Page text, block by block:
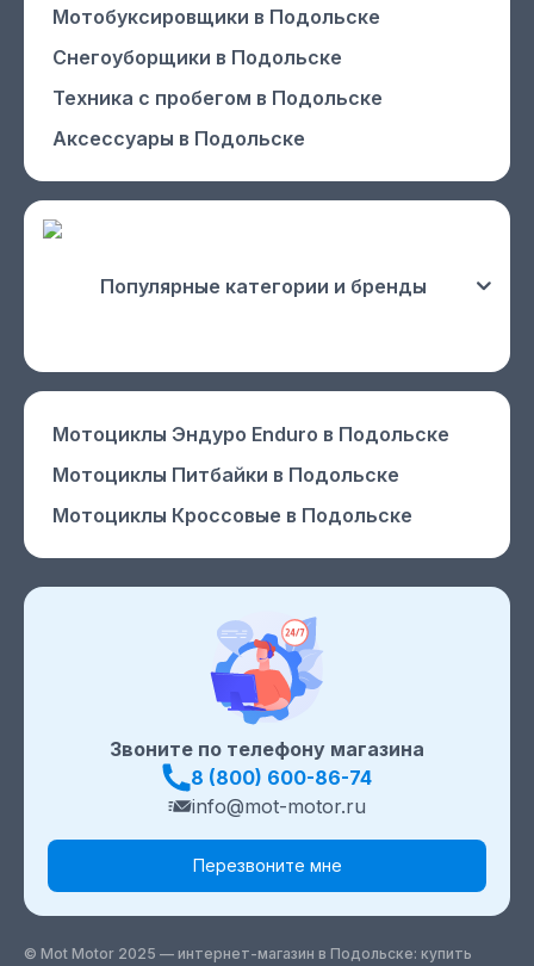
Звоните по телефону магазина
8 (800) 600-86-74
info@mot-motor.ru
Перезвоните мне
Мотобуксировщики в Подольске
Снегоуборщики в Подольске
Техника с пробегом в Подольске
Аксессуары в Подольске
Популярные категории и бренды
Мотоциклы Эндуро Enduro в Подольске
Мотоциклы Питбайки в Подольске
Мотоциклы Кроссовые в Подольске
© Mot Motor 2025 — интернет-магазин в Подольске: купить